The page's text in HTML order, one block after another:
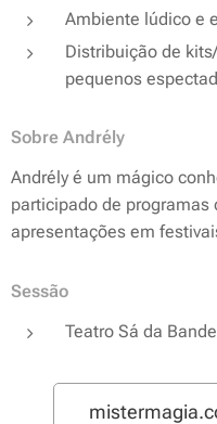
Ambiente lúdico e
Distribuição de
pequenos
Sobre Andrély
Andrély é um mágico
participado de programas
apresentações em
Sessão
Teatro Sá da